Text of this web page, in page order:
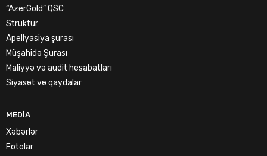
“AzerGold” QSC
Struktur
Apellyasiya şurası
Müşahidə Şurası
Maliyyə və audit hesabatları
Siyasət və qaydalar
MEDIA
Xəbərlər
Fotolar